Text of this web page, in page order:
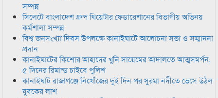
সম্পন্ন
সিলেটে বাংলাদেশ গ্রুপ থিয়েটার ফেডারেশানের বিভাগীয় অভিনয়
কর্মশালা সম্পন্ন
বিশ্ব জনসংখ্যা দিবস উপলক্ষে কানাইঘাটে আলোচনা সভা ও সম্মাননা
প্রদান
কানাইঘাটের কিশোর আহাদের খুনি সায়েমের আদালতে আত্মসমর্পন,
৫ দিনের রিমান্ড চাইবে পুলিশ
কানাইঘাট রাজাগঞ্জে নিখোঁজের দুই দিন পর সুরমা নদীতে ভেসে উঠল
যুবকের লাশ